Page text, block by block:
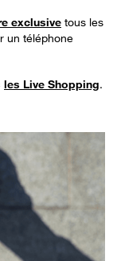
exclusive tous les
un téléphone
les Live Shopping.